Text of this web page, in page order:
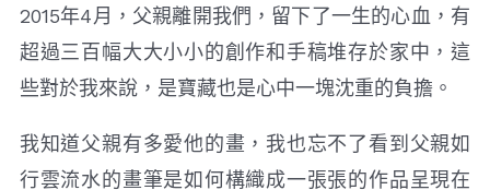
2015年4月，父親離開我們，留下了一生的心血，有
超過三百幅大大小小的創作和手稿堆存於家中，這
些對於我來說，是寶藏也是心中一塊沈重的負擔。
我知道父親有多愛他的畫，我也忘不了看到父親如
行雲流水的畫筆是如何構織成一張張的作品呈現在